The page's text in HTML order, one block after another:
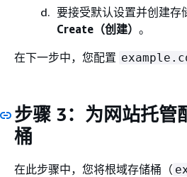
要接受默认设置并创建存
Create（创建） 。
在下一步中，您配置
步骤 3：为网站托管
桶
在此步骤中，您将根域存储桶（